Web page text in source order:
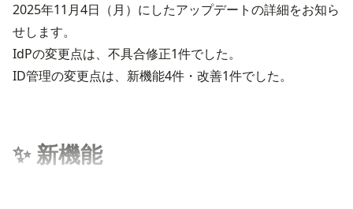
2025年11月4日（月）にしたアップデートの詳細をお知ら
せします。
IdPの変更点は、不具合修正1件でした。
ID管理の変更点は、新機能4件・改善1件でした。
✨ 新機能